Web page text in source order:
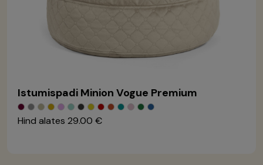
Istumispadi Minion Vogue Premium
Hind alates 29.00 €